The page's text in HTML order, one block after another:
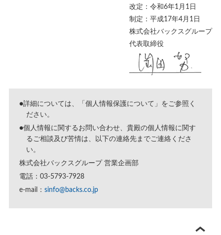
改定：令和6年1月1日
制定：平成17年4月1日
株式会社バックスグループ
代表取締役
●詳細については、「 個人情報保護について 」をご参照く
ださい。
●個人情報に関するお問い合わせ、貴殿の個人情報に関す
るご相談及び苦情は、以下の連絡先までご連絡くださ
い。
株式会社バックスグループ 営業企画部
電話：03-5793-7928
e-mail： sinfo@backs.co.jp